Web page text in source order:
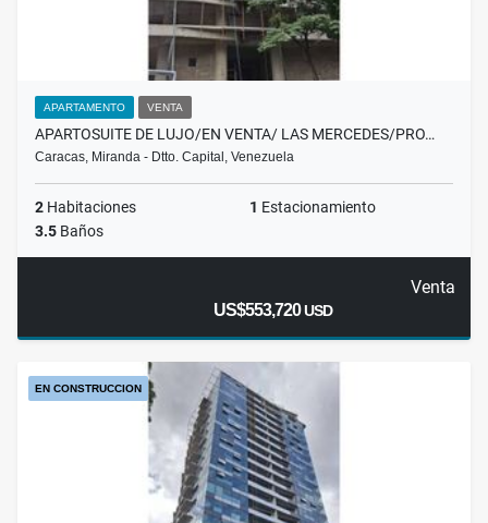
APARTAMENTO VENTA
APARTOSUITE DE LUJO/EN VENTA/ LAS MERCEDES/PRO…
Caracas, Miranda - Dtto. Capital, Venezuela
2 Habitaciones 1 Estacionamiento
3.5 Baños
Venta
US$553,720USD
EN CONSTRUCCION